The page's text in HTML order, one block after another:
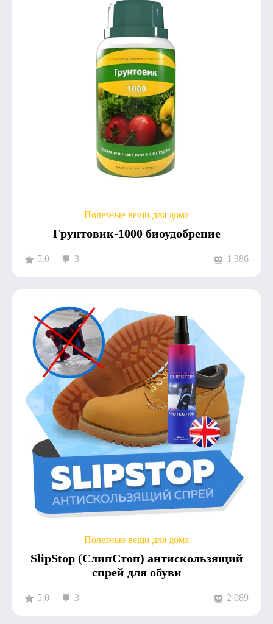
Полезные вещи для дома
Грунтовик-1000 биоудобрение
5.0 3 1 386
Полезные вещи для дома
SlipStop (СлипСтоп) антискользящий
спрей для обуви
5.0 3 2 089